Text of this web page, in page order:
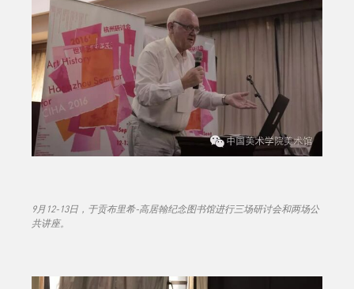
9月12-13日，于贡布里希-高居翰纪念图书馆进行三场研讨会和两场公
共讲座。